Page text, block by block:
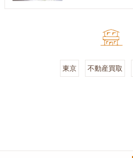
東京 不動産買取